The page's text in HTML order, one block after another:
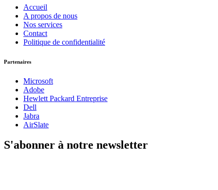
Accueil
A propos de nous
Nos services
Contact
Politique de confidentialité
Partenaires
Microsoft
Adobe
Hewlett Packard Entreprise
Dell
Jabra
AirSlate
S'abonner à notre newsletter